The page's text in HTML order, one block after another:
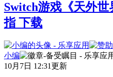
Switch游戏《天外世
指 下载
小编
10月7日 12:31更新